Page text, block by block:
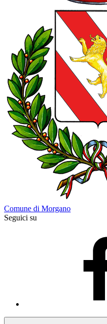
Comune di Morgano
Seguici su